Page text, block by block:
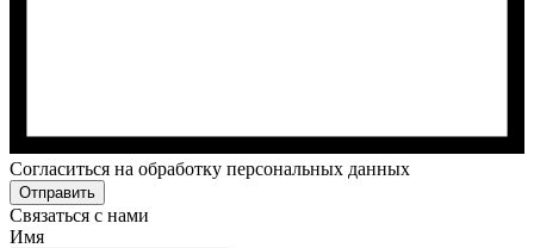
Cогласиться на обработку персональных данных
Отправить
Связаться с нами
Имя